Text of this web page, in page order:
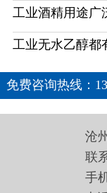
工业酒精用途广
工业无水乙醇都
免费咨询热线：
沧
联
手